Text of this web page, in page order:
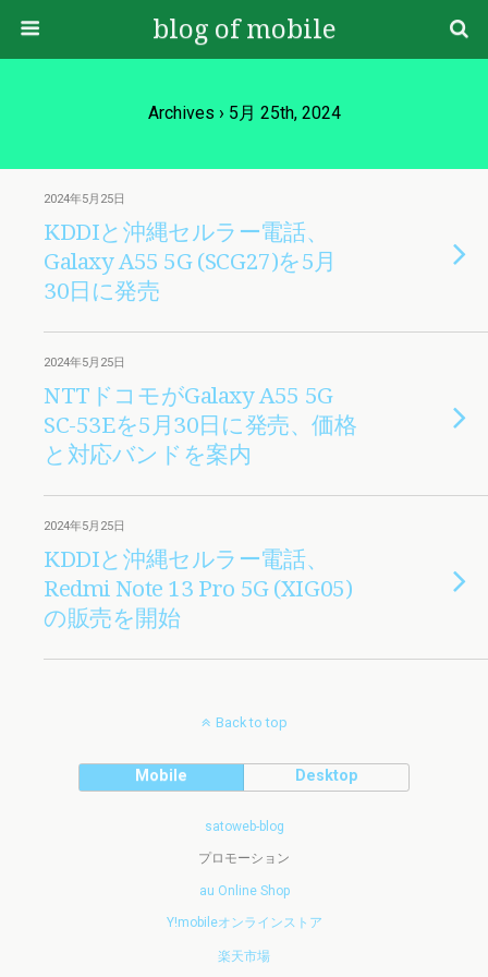
blog of mobile
Archives › 5月 25th, 2024
2024年5月25日
KDDIと沖縄セルラー電話、
Galaxy A55 5G (SCG27)を5月
30日に発売
2024年5月25日
NTTドコモがGalaxy A55 5G
SC-53Eを5月30日に発売、価格
と対応バンドを案内
2024年5月25日
KDDIと沖縄セルラー電話、
Redmi Note 13 Pro 5G (XIG05)
の販売を開始
Back to top
Mobile Desktop
satoweb-blog
プロモーション
au Online Shop
Y!mobileオンラインストア
楽天市場